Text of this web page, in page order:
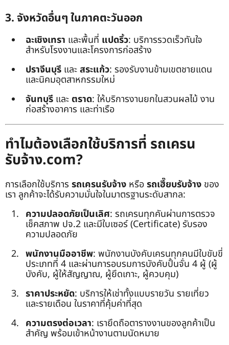
3. จังหวัดอื่นๆ ในภาคตะวันออก
ฉะเชิงเทรา และพื้นที่ แปดริ้ว: บริการรวดเร็วทันใจ
สำหรับโรงงานและโครงการก่อสร้าง
ปราจีนบุรี และสระแก้ว: รองรับงานข้ามเขตชายแดน
และนิคมอุตสาหกรรมใหม่
จันทบุรี และ ตราด: ให้บริการงานยกในสวนผลไม้ งาน
ก่อสร้างอาคาร และท่าเรือ
ทำไมต้องเลือกใช้บริการที่ รถเครน
รับจ้าง.com?
การเลือกใช้บริการ รถเครนรับจ้าง หรือรถเฮี๊ยบรับจ้าง ของ
เรา ลูกค้าจะได้รับความมั่นใจในมาตรฐานระดับสากล:
ความปลอดภัยเป็นเลิศ: รถเครนทุกคันผ่านการตรวจ
เช็คสภาพ ปจ.2 และมีใบเซอร์ (Certificate) รับรอง
ความปลอดภัย
พนักงานมืออาชีพ: พนักงานบังคับเครนทุกคนมีใบขับขี่
ประเภทที่ 4 และผ่านการอบรมการบังคับปั้นจั่น 4 ผู้ (ผู้
บังคับ, ผู้ให้สัญญาณ, ผู้ยึดเกาะ, ผู้ควบคุม)
ราคาประหยัด: บริการให้เช่าทั้งแบบรายวัน รายเที่ยว
และรายเดือน ในราคาที่คุ้มค่าที่สุด
ความตรงต่อเวลา: เรายึดถือตารางงานของลูกค้าเป็น
สำคัญ พร้อมเข้าหน้างานตามนัดหมาย